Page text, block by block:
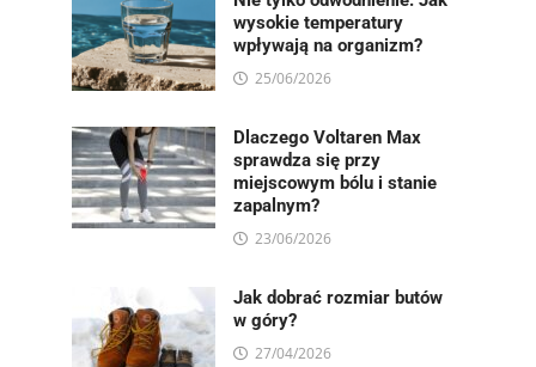
wysokie temperatury
wpływają na organizm?
25/06/2026
Dlaczego Voltaren Max
sprawdza się przy
miejscowym bólu i stanie
zapalnym?
23/06/2026
Jak dobrać rozmiar butów
w góry?
27/04/2026